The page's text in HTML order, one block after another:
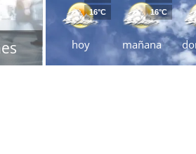
hoy
16°C
mañana
16°C